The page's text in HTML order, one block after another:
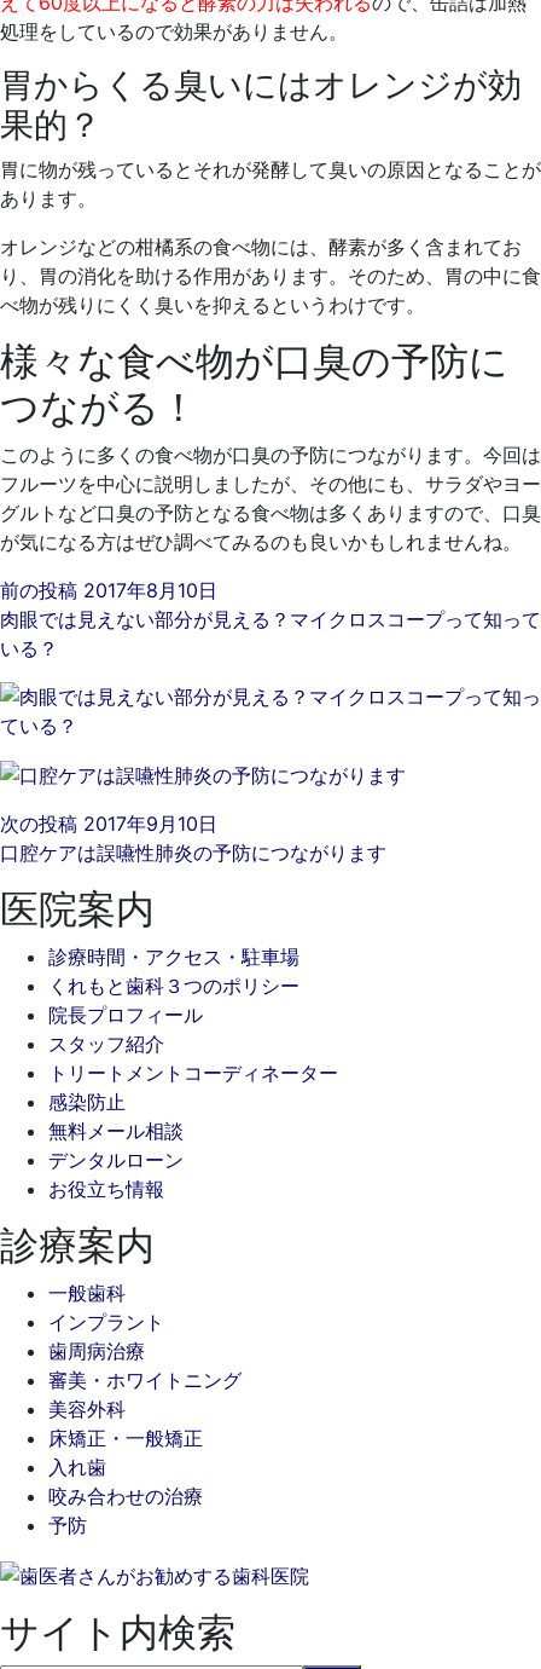
処理をしているので効果がありません。
胃からくる臭いにはオレンジが効
果的？
胃に物が残っているとそれが発酵して臭いの原因となることが
あります。
オレンジなどの柑橘系の食べ物には、酵素が多く含まれてお
り、胃の消化を助ける作用があります。そのため、胃の中に食
べ物が残りにくく臭いを抑えるというわけです。
様々な食べ物が口臭の予防に
つながる！
このように多くの食べ物が口臭の予防につながります。今回は
フルーツを中心に説明しましたが、その他にも、サラダやヨー
グルトなど口臭の予防となる食べ物は多くありますので、口臭
が気になる方はぜひ調べてみるのも良いかもしれませんね。
前の投稿 2017年8月10日
肉眼では見えない部分が見える？マイクロスコープって知って
いる？
次の投稿 2017年9月10日
口腔ケアは誤嚥性肺炎の予防につながります
医院案内
診療時間・アクセス・駐車場
くれもと歯科３つのポリシー
院長プロフィール
スタッフ紹介
トリートメントコーディネーター
感染防止
無料メール相談
デンタルローン
お役立ち情報
診療案内
一般歯科
インプラント
歯周病治療
審美・ホワイトニング
美容外科
床矯正・一般矯正
入れ歯
咬み合わせの治療
予防
サイト内検索